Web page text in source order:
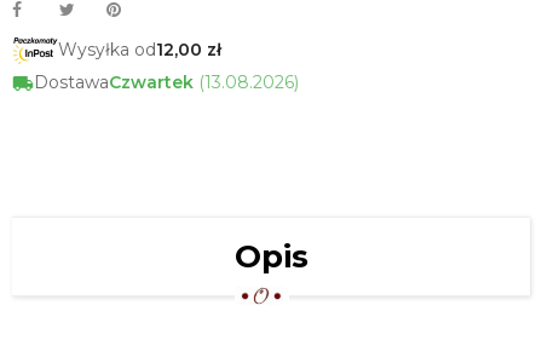
Wysyłka od12,00 zł
DostawaCzwartek (13.08.2026)
Opis